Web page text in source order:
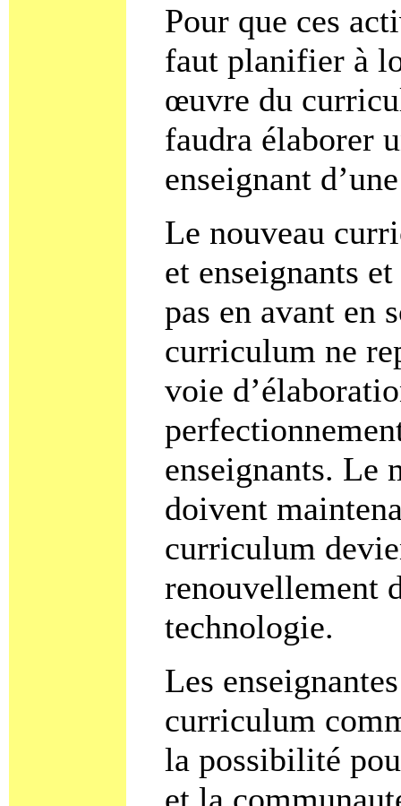
Pour que ces
faut planifier à
œuvre du
faudra élaborer
enseignant
Le nouveau
et enseignants
pas en avant en
curriculum ne
voie
enseignants. Le
doivent
curriculum
renouvellement
technologie.
Les
curriculum
la possibilité